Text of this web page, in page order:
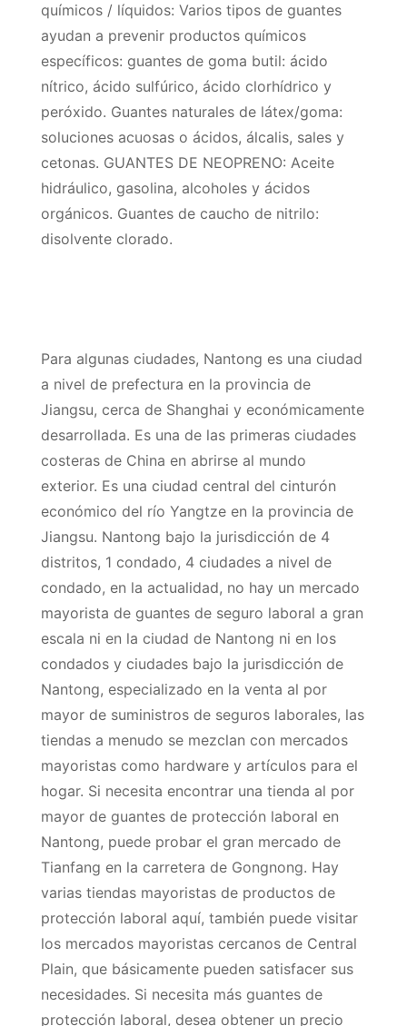
químicos / líquidos: Varios tipos de guantes
ayudan a prevenir productos químicos
específicos: guantes de goma butil: ácido
nítrico, ácido sulfúrico, ácido clorhídrico y
peróxido. Guantes naturales de látex/goma:
soluciones acuosas o ácidos, álcalis, sales y
cetonas. GUANTES DE NEOPRENO: Aceite
hidráulico, gasolina, alcoholes y ácidos
orgánicos. Guantes de caucho de nitrilo:
disolvente clorado.
Para algunas ciudades, Nantong es una ciudad
a nivel de prefectura en la provincia de
Jiangsu, cerca de Shanghai y económicamente
desarrollada. Es una de las primeras ciudades
costeras de China en abrirse al mundo
exterior. Es una ciudad central del cinturón
económico del río Yangtze en la provincia de
Jiangsu. Nantong bajo la jurisdicción de 4
distritos, 1 condado, 4 ciudades a nivel de
condado, en la actualidad, no hay un mercado
mayorista de guantes de seguro laboral a gran
escala ni en la ciudad de Nantong ni en los
condados y ciudades bajo la jurisdicción de
Nantong, especializado en la venta al por
mayor de suministros de seguros laborales, las
tiendas a menudo se mezclan con mercados
mayoristas como hardware y artículos para el
hogar. Si necesita encontrar una tienda al por
mayor de guantes de protección laboral en
Nantong, puede probar el gran mercado de
Tianfang en la carretera de Gongnong. Hay
varias tiendas mayoristas de productos de
protección laboral aquí, también puede visitar
los mercados mayoristas cercanos de Central
Plain, que básicamente pueden satisfacer sus
necesidades. Si necesita más guantes de
protección laboral, desea obtener un precio